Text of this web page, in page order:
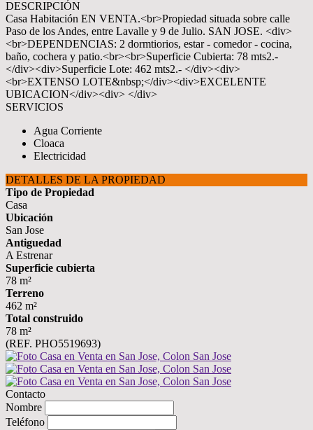
DESCRIPCIÓN
Casa Habitación EN VENTA.<br>Propiedad situada sobre calle
Paso de los Andes, entre Lavalle y 9 de Julio. SAN JOSE. <div>
<br>DEPENDENCIAS: 2 dormtiorios, estar - comedor - cocina,
baño, cochera y patio.<br><br>Superficie Cubierta: 78 mts2.-
</div><div>Superficie Lote: 462 mts2.- </div><div>
<br>EXTENSO LOTE&nbsp;</div><div>EXCELENTE
UBICACION</div><div> </div>
SERVICIOS
Agua Corriente
Cloaca
Electricidad
DETALLES DE LA PROPIEDAD
Tipo de Propiedad
Casa
Ubicación
San Jose
Antiguedad
A Estrenar
Superficie cubierta
78 m²
Terreno
462 m²
Total construido
78 m²
(REF. PHO5519693)
Contacto
Nombre
Teléfono